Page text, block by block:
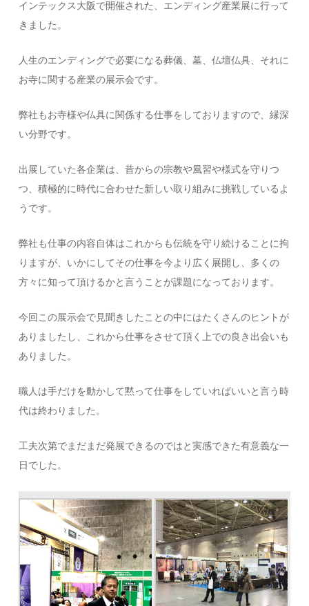
インテックス大阪で開催された、エンディング産業展に行って
きました。
人生のエンディングで必要になる葬儀、墓、仏壇仏具、それに
お寺に関する産業の展示会です。
弊社もお寺様や仏具に関係する仕事をしておりますので、縁深
い分野です。
出展していた各企業は、昔からの宗教や風習や様式を守りつ
つ、積極的に時代に合わせた新しい取り組みに挑戦しているよ
うです。
弊社も仕事の内容自体はこれからも伝統を守り続けることに拘
りますが、いかにしてその仕事を今より広く展開し、多くの
方々に知って頂けるかと言うことが課題になっております。
今回この展示会で見聞きしたことの中にはたくさんのヒントが
ありましたし、これから仕事をさせて頂く上での良き出会いも
ありました。
職人は手だけを動かして黙って仕事をしていればいいと言う時
代は終わりました。
工夫次第でまだまだ発展できるのではと実感できた有意義な一
日でした。